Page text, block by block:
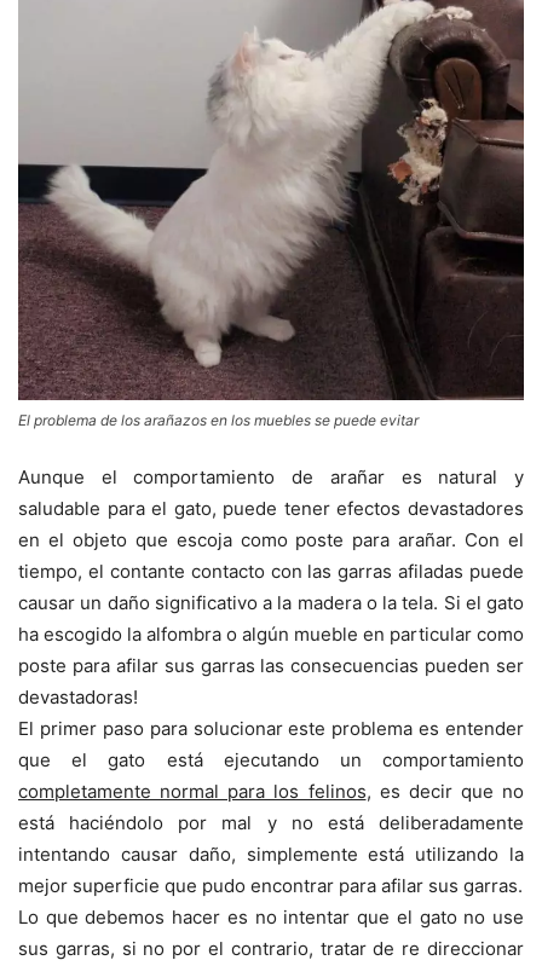
El problema de los arañazos en los muebles se puede evitar
Aunque el comportamiento de arañar es natural y
saludable para el gato, puede tener efectos devastadores
en el objeto que escoja como poste para arañar. Con el
tiempo, el contante contacto con las garras afiladas puede
causar un daño significativo a la madera o la tela. Si el gato
ha escogido la alfombra o algún mueble en particular como
poste para afilar sus garras las consecuencias pueden ser
devastadoras!
El primer paso para solucionar este problema es entender
que el gato está ejecutando un comportamiento
completamente normal para los felinos, es decir que no
está haciéndolo por mal y no está deliberadamente
intentando causar daño, simplemente está utilizando la
mejor superficie que pudo encontrar para afilar sus garras.
Lo que debemos hacer es no intentar que el gato no use
sus garras, si no por el contrario, tratar de re direccionar